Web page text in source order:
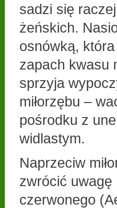
sadzi się
żeńskich.
osnówką,
zapach kwasu
sprzyja
miłorzębu –
pośrodku z
widlastym.
Naprzeciw
zwrócić
czerwonego